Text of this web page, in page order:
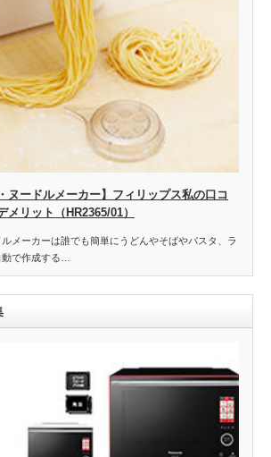
ヌードルメーカー】フィリップス私の口コ
メリット（HR2365/01）
メーカーは誰でも簡単にうどんやそばやパスタ、ラ
で作成する…